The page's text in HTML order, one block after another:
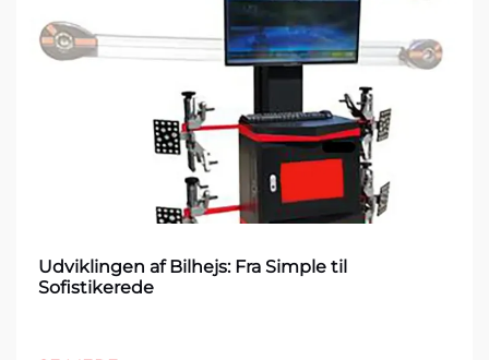
Udviklingen af Bilhejs: Fra Simple til
Sofistikerede